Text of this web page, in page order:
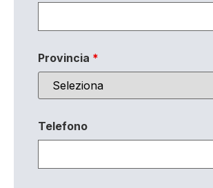
Provincia *
Telefono